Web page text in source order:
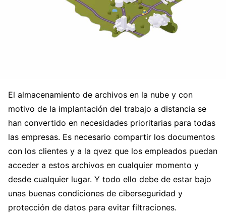
El almacenamiento de archivos en la nube y con
motivo de la implantación del trabajo a distancia se
han convertido en necesidades prioritarias para todas
las empresas. Es necesario compartir los documentos
con los clientes y a la qvez que los empleados puedan
acceder a estos archivos en cualquier momento y
desde cualquier lugar. Y todo ello debe de estar bajo
unas buenas condiciones de ciberseguridad y
protección de datos para evitar filtraciones.